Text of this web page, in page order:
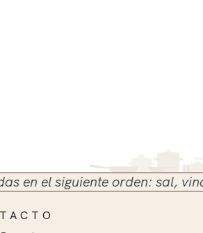
el siguiente orden: sal,